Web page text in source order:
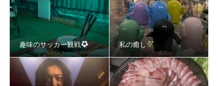
趣味のサッカー観戦 私の癒し